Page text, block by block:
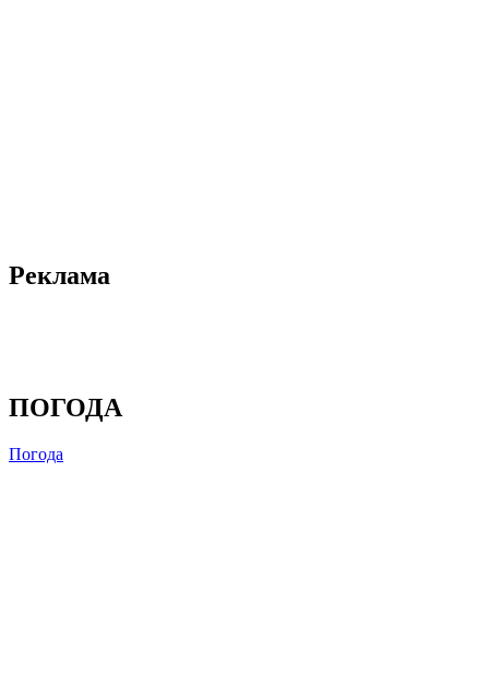
Реклама
ПОГОДА
Погода